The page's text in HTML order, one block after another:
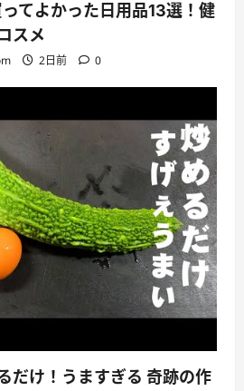
ってよかった日用品13選！健
スメ
2日前 0
だけ！うますぎる 奇跡の作